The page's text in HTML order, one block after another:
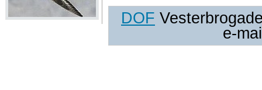
DOF
e-